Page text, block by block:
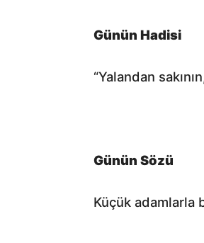
Günün Hadisi
“Yalandan
Günün Sözü
Küçük adamlarla